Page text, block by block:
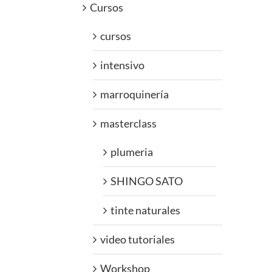
Cursos
cursos
intensivo
marroquinería
masterclass
plumeria
SHINGO SATO
tinte naturales
video tutoriales
Workshop